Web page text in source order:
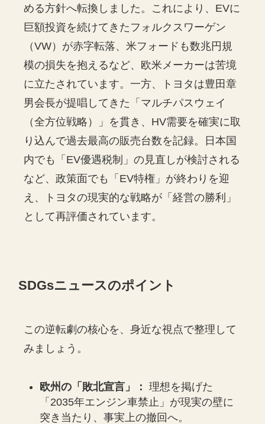
める方針へ転換しました。これにより、EVに
巨額投資を続けてきたフォルクスワーゲン
（VW）が赤字転落、米フォードも数兆円規
模の損失を抱えるなど、欧米メーカーは苦境
に立たされています。一方、トヨタは豊田章
男会長が提唱してきた「マルチパスウェイ
（全方位戦略）」を貫き、HV需要を確実に取
り込んで過去最高の販売台数を記録。日本国
内でも「EV優遇税制」の見直しが検討される
など、政策面でも「EV特権」が終わりを迎
え、トヨタの現実的な戦略が「経営の勝利」
として再評価されています。
SDGsニュースのポイント
この逆転劇の核心を、身近な視点で整理して
みましょう。
欧州の「敗北宣言」： 理想を掲げた
「2035年エンジン車禁止」が現実の壁に
突き当たり、事実上の撤回へ。